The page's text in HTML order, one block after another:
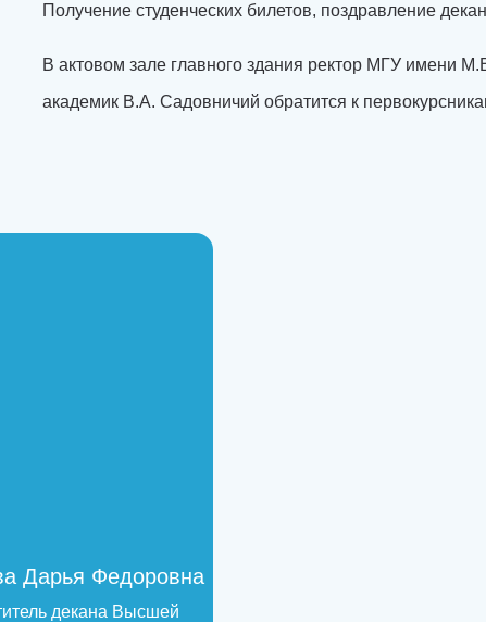
Получение студенческих билетов, поздравление
В актовом зале главного здания ректор МГУ имени
академик В.А. Садовничий обратится к
Дарья Федоровна
декана Высшей